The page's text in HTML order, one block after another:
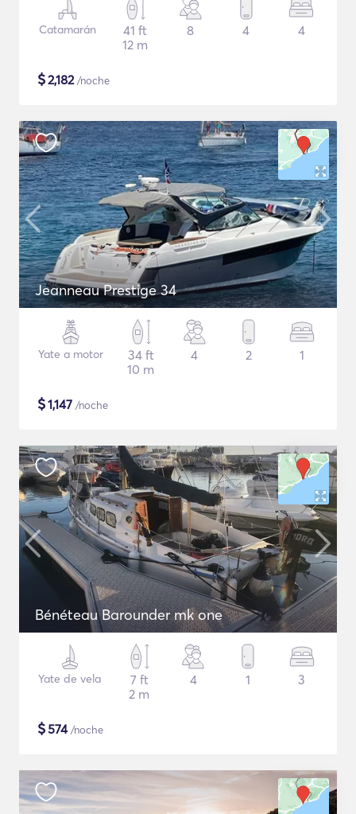
Catamarán
41 ft
12 m
8 4 4
$2,182/noche
Jeanneau Prestige 34
Yate a motor
34 ft
10 m
4 2 1
$1,147 /noche
Bénéteau Barounder mk one
Yate de vela
7 ft
2 m
4 1 3
$574/noche